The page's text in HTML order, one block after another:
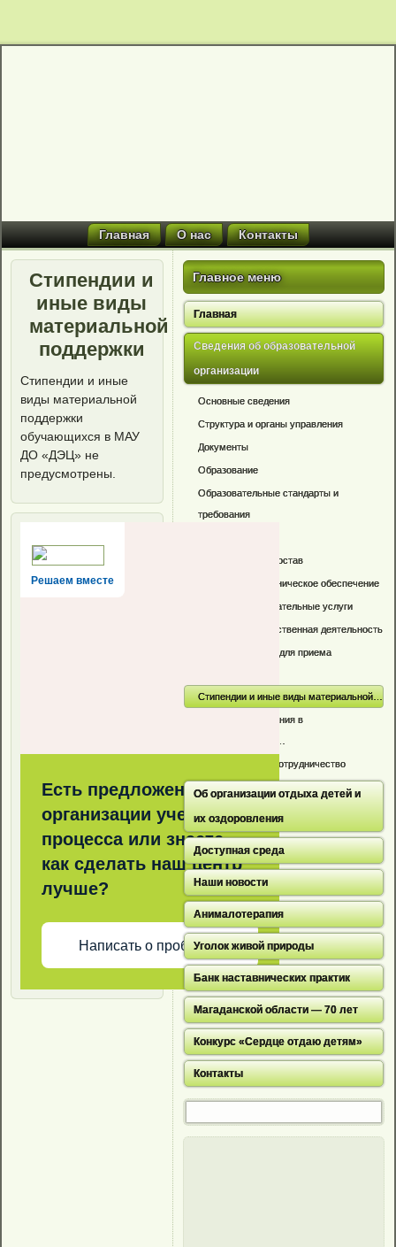
Главная О нас Контакты
Стипендии и
иные виды
материальной
поддержки
Стипендии и иные
виды материальной
поддержки
обучающихся в МАУ
ДО «ДЭЦ» не
предусмотрены.
Решаем вместе
Есть предложения по
организации учебного
процесса или знаете,
как сделать наш центр
лучше?
Написать о проблеме
Главное меню
Главная
Сведения об образовательной
организации
Основные сведения
Структура и органы управления
Документы
Образование
Образовательные стандарты и
требования
Педагогический состав
Материально-техническое обеспечение
Платные образовательные услуги
Финансово-хозяйственная деятельность
Вакантные места для приема
Стипендии и иные виды материальной…
Организация питания в
Международное сотрудничество
Об организации отдыха детей и
их оздоровления
Доступная среда
Наши новости
Анималотерапия
Уголок живой природы
Банк наставнических практик
Магаданской области — 70 лет
Конкурс «Сердце отдаю детям»
Контакты